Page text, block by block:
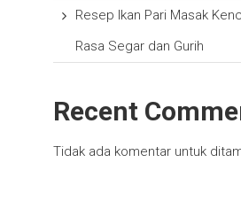
Resep Ikan Pari Masak
Rasa Segar dan Gurih
Recent
Tidak ada komentar untuk